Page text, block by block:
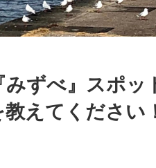
みずべ』スポッ
教えてください